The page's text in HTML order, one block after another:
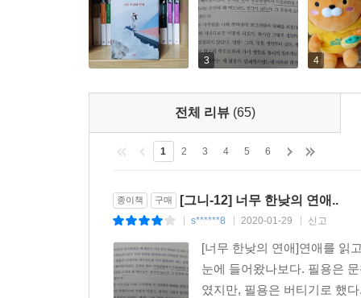
어느 성탄절 저녁, ‘나’는 사 년 만에 형제들과 만
비보를 전하는 자리다. 생에 미련을 남기고 싶지
형제들과, 아끼는 과외 학생 ‘상준이’를 대동하
김대춘의 때늦은 고백을 들은 형제들. 지금까지
보통의 일”로 넘기려고 호들갑을 떤다. 하지만
보통때보다 조금 오래 붙잡아둘 것 같다.
「고양이는 어떻게 단련되는가」
가구회사의 베테랑 직원 ‘모과장’은 대기업과의
가는 의미 없는 작업을 하면서도, 모과장은 다
말아넣고 그냥 있음으로써” 살아남는 것이다. 독
3 4
전체 리뷰 (65)
1 2 3 4 5 6
종이책 구매 [그니-12] 너무 한낮의 연애..
s******8 2020-01-29 신고
[너무 한낮의 연애]연애를 읽
눈에 들어왔나보다. 필용은
였지만, 필용은 버티기로 했